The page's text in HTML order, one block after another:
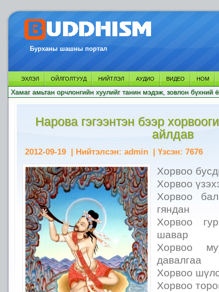
Бурханы шашны портал
ЭХЛЭЛ ОЙЛГОЛТУУД НИЙТЛЭЛ АУДИО ВИДЕО НОМ
Хамаг амьтан орчлонгийн хуулийг танин мэдэж, зовлон бүхний
Нарова гэгээнтэн бээр
айлдав
2012-09-19 | Нийтэлсэн: admin | Үзсэн: 7676
Хорвоо
Хорвоо
Хорвоо
гяндан
Хорвоо
шавар
Хорвоо
давалгаа
Хорвоо
Хорвоо